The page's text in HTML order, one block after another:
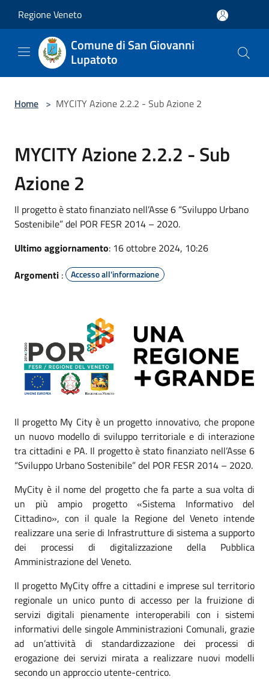
Regione Veneto
Comune di San Giovanni
Lupatoto
Home > MYCITY Azione 2.2.2 - Sub Azione 2
MYCITY Azione 2.2.2 - Sub
Azione 2
Il progetto è stato finanziato nell’Asse 6 “Sviluppo Urbano
Sostenibile” del POR FESR 2014 – 2020.
Ultimo aggiornamento: 16 ottobre 2024, 10:26
Argomenti : Accesso all'informazione
Il progetto My City è un progetto innovativo, che propone
un nuovo modello di sviluppo territoriale e di interazione
tra cittadini e PA. Il progetto è stato finanziato nell’Asse 6
“Sviluppo Urbano Sostenibile” del POR FESR 2014 – 2020.
MyCity è il nome del progetto che fa parte a sua volta di
un più ampio progetto «Sistema Informativo del
Cittadino», con il quale la Regione del Veneto intende
realizzare una serie di Infrastrutture di sistema a supporto
dei processi di digitalizzazione della Pubblica
Amministrazione del Veneto.
Il progetto MyCity offre a cittadini e imprese sul territorio
regionale un unico punto di accesso per la fruizione di
servizi digitali pienamente interoperabili con i sistemi
informativi delle singole Amministrazioni Comunali, grazie
ad un’attività di standardizzazione dei processi di
erogazione dei servizi mirata a realizzare nuovi modelli
secondo un approccio utente-centrico.